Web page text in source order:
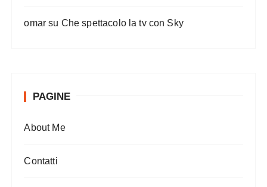
omar su Che spettacolo la tv con Sky
PAGINE
About Me
Contatti